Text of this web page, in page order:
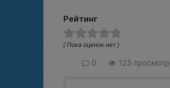
Рейтинг
( Пока оценок нет )
0 125